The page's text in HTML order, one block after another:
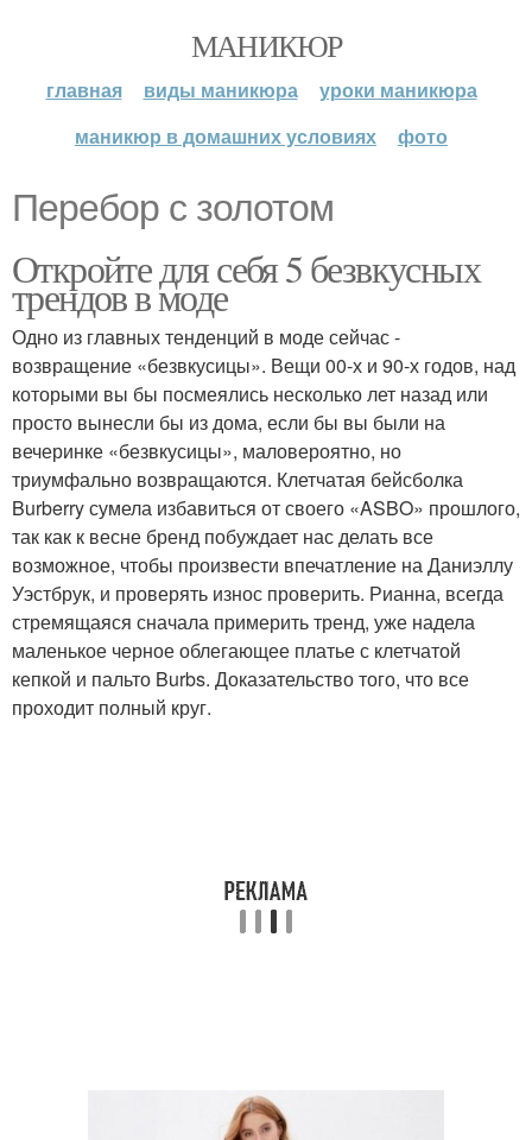
МАНИКЮР
главная виды маникюра
уроки маникюра
маникюр в домашних условиях
фото
Перебор с золотом
Откройте для себя 5 безвкусных
трендов в моде
Одно из главных тенденций в моде сейчас -
возвращение «безвкусицы». Вещи 00-х и 90-х годов, над
которыми вы бы посмеялись несколько лет назад или
просто вынесли бы из дома, если бы вы были на
вечеринке «безвкусицы», маловероятно, но
триумфально возвращаются. Клетчатая бейсболка
Burberry сумела избавиться от своего «ASBO» прошлого,
так как к весне бренд побуждает нас делать все
возможное, чтобы произвести впечатление на Даниэллу
Уэстбрук, и проверять износ проверить. Рианна, всегда
стремящаяся сначала примерить тренд, уже надела
маленькое черное облегающее платье с клетчатой ​​
кепкой и пальто Burbs. Доказательство того, что все
проходит полный круг.